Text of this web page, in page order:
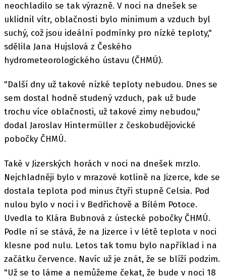
neochladilo se tak výrazně. V noci na dnešek se
uklidnil vítr, oblačnosti bylo minimum a vzduch byl
suchý, což jsou ideální podmínky pro nízké teploty,"
sdělila Jana Hujslová z Českého
hydrometeorologického ústavu (ČHMÚ).
"Další dny už takové nízké teploty nebudou. Dnes se
sem dostal hodně studený vzduch, pak už bude
trochu více oblačnosti, už takové zimy nebudou,"
dodal Jaroslav Hintermüller z českobudějovické
pobočky ČHMÚ.
Také v Jizerských horách v noci na dnešek mrzlo.
Nejchladněji bylo v mrazové kotlině na Jizerce, kde se
dostala teplota pod minus čtyři stupně Celsia. Pod
nulou bylo v noci i v Bedřichově a Bílém Potoce.
Uvedla to Klára Bubnová z ústecké pobočky ČHMÚ.
Podle ní se stává, že na Jizerce i v létě teplota v noci
klesne pod nulu. Letos tak tomu bylo například i na
začátku července. Navíc už je znát, že se blíží podzim.
"Už se to láme a nemůžeme čekat, že bude v noci 18